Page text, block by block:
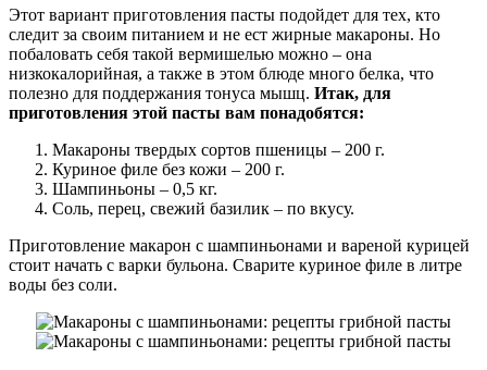
Этот вариант приготовления пасты подойдет для тех, кто
следит за своим питанием и не ест жирные макароны. Но
побаловать себя такой вермишелью можно – она
низкокалорийная, а также в этом блюде много белка, что
полезно для поддержания тонуса мышц. Итак, для
приготовления этой пасты вам понадобятся:
Макароны твердых сортов пшеницы – 200 г.
Куриное филе без кожи – 200 г.
Шампиньоны – 0,5 кг.
Соль, перец, свежий базилик – по вкусу.
Приготовление макарон с шампиньонами и вареной курицей
стоит начать с варки бульона. Сварите куриное филе в литре
воды без соли.